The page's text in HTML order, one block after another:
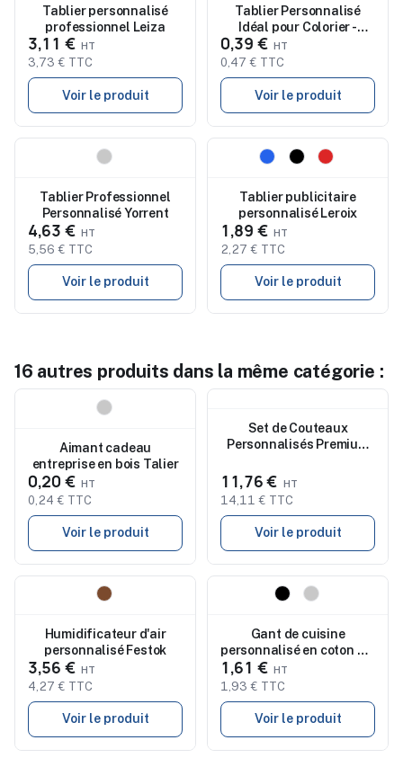
Tablier personnalisé
professionnel Leiza
3,11 €
3,73 € TTC
Voir le produit
Tablier Personnalisé
Idéal pour Colorier -
Mayfil
0,39 €
0,47 € TTC
Voir le produit
Tablier Professionnel
Personnalisé Yorrent
4,63 €
5,56 € TTC
Voir le produit
Nouveau
Tablier publicitaire
personnalisé Leroix
1,89 €
2,27 € TTC
Voir le produit
16 autres produits dans la même catégorie :
Aimant cadeau
entreprise en bois Talier
0,20 €
0,24 € TTC
Voir le produit
Set de Couteaux
Personnalisés Premium
11,76 €
14,11 € TTC
Voir le produit
Humidificateur d'air
personnalisé Festok
3,56 €
4,27 € TTC
Voir le produit
Gant de cuisine
personnalisé en coton bio
Calen
1,61 €
1,93 € TTC
Voir le produit